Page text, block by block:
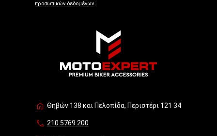
προσωπικών δεδομένων
Θηβών 138 και Πελοπίδα, Περιστέρι 121 34
210.5769.200